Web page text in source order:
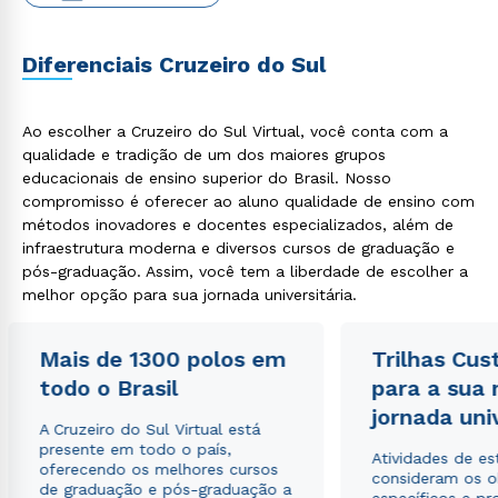
Diferenciais Cruzeiro do Sul
Ao escolher a Cruzeiro do Sul Virtual, você conta com a
qualidade e tradição de um dos maiores grupos
educacionais de ensino superior do Brasil. Nosso
compromisso é oferecer ao aluno qualidade de ensino com
métodos inovadores e docentes especializados, além de
infraestrutura moderna e diversos cursos de graduação e
pós-graduação. Assim, você tem a liberdade de escolher a
melhor opção para sua jornada universitária.
Mais de 1300 polos em
todo o Brasil
A Cruzeiro do Sul Virtual está
presente em todo o país,
oferecendo os melhores cursos
de graduação e pós-graduação a
Trilhas
para a sua
jornada
Atividades de
consideram os
Estou de acordo com aPolítica de Privacidade.e
autorizo que meus dados sejam utilizados para o
envio de conteúdos da Cruzeiro do Sul.